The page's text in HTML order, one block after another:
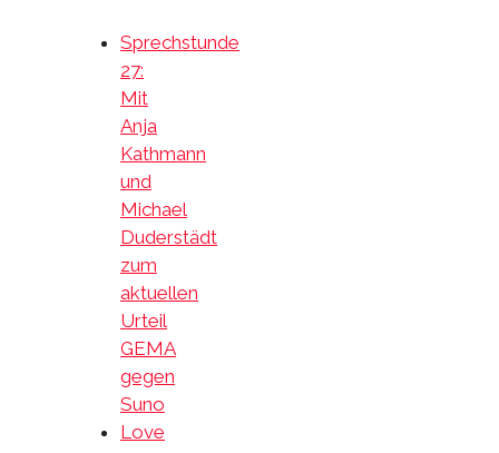
Sprechstunde
27:
Mit
Anja
Kathmann
und
Michael
Duderstädt
zum
aktuellen
Urteil
GEMA
gegen
Suno
Love